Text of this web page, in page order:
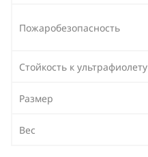
Пожаробезопасность
Стойкость к ультрафиолету
Размер
Вес